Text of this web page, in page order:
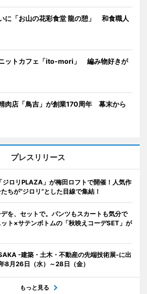
に「お山の花彩食堂 龍の憩」 和食職人
ットカフェ「ito-mori」 編み物好きが
肉店「鳥吉」が創業170周年 幕末から
プレスリリース
ジロリPLAZA」が梅田ロフトで開催！人気作
ちが“ジロリ”とした目線で集結！
を、セットで。パンツもスカートも気分で
ト×サテンボトムの「秋映えコーデSET」が
-建築・土木・不動産の先端技術展-に出
8月26日（水）～28日（金）
もっと見る